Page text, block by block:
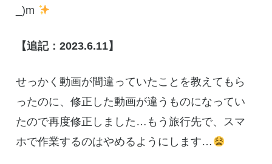
_)m
【追記：2023.6.11】
せっかく動画が間違っていたことを教えてもら
ったのに、修正した動画が違うものになってい
たので再度修正しました…もう旅行先で、スマ
ホで作業するのはやめるようにします…